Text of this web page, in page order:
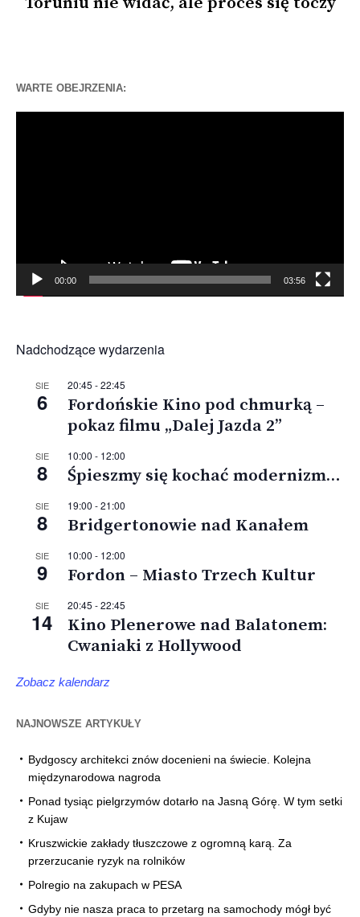
WARTE OBEJRZENIA:
00:00 03:56
Nadchodzące wydarzenia
SIE
6
20:45 -22:45
Fordońskie Kino pod chmurką –
pokaz filmu „Dalej Jazda 2”
SIE
8
10:00 - 12:00
Śpieszmy się kochać modernizm…
SIE
8
19:00 -21:00
Bridgertonowie nad Kanałem
SIE
9
10:00 - 12:00
Fordon – Miasto Trzech Kultur
SIE
14
20:45 -22:45
Kino Plenerowe nad Balatonem:
Cwaniaki z Hollywood
Zobacz kalendarz
NAJNOWSZE ARTYKUŁY
Bydgoscy architekci znów docenieni na świecie. Kolejna
międzynarodowa nagroda
Ponad tysiąc pielgrzymów dotarło na Jasną Górę. W tym setki
z Kujaw
Kruszwickie zakłady tłuszczowe z ogromną karą. Za
przerzucanie ryzyk na rolników
Polregio na zakupach w PESA
Gdyby nie nasza praca to przetarg na samochody mógł być